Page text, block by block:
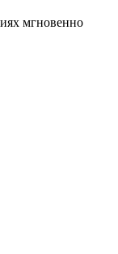
мгновенно